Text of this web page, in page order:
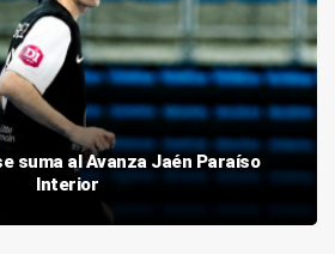
suma al Avanza Jaén Paraíso
Interior